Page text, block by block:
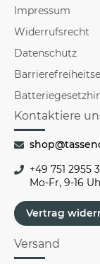
Impressum
Widerrufsrecht
Datenschutz
Kontaktiere
+49 751 2955
Mo-Fr, 9-16
Vertrag
Versand